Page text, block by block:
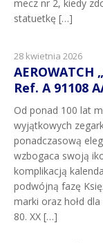
mecz nr 2, kiedy
statuetkę […]
28 kwietnia 2026
AEROWATCH
Ref. A 91108
Od ponad 100 lat
wyjątkowych
ponadczasową
wzbogaca swoją
komplikacją
podwójną fazę
marki oraz hołd
80. XX […]